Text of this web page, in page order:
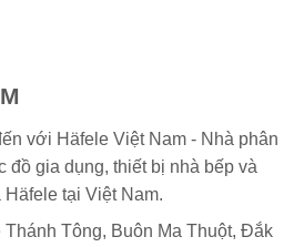
với Häfele Việt Nam - Nhà phân
đồ gia dụng, thiết bị nhà bếp và
Häfeletại Việt Nam.
Thánh Tông, Buôn Ma Thuột, Đắk